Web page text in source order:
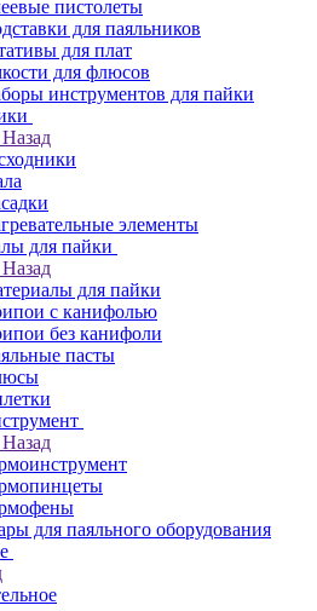
пистолеты
для паяльников
для плат
для флюсов
инструментов для пайки
Назад
элементы
для пайки
Назад
для пайки
с канифолью
без канифоли
пасты
Назад
для паяльного оборудования